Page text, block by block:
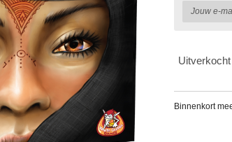
Uitverkocht
Binnenkort